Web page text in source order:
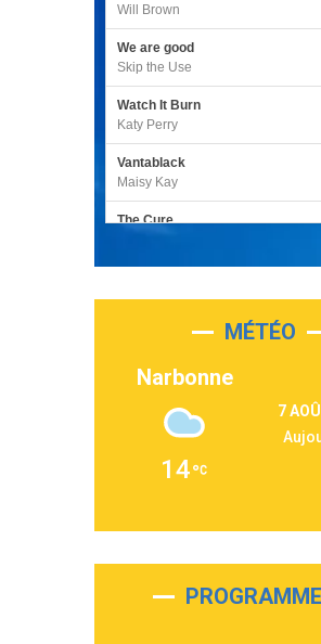
Will Brown
We are good
Skip the Use
Watch It Burn
Katy Perry
Vantablack
Maisy Kay
The Cure
Luke Combs
Second Chance
Martin Garrix & Ed Sheeran
Alex Warren
On My Soul
MÉTÉO
Narbonne
14
7